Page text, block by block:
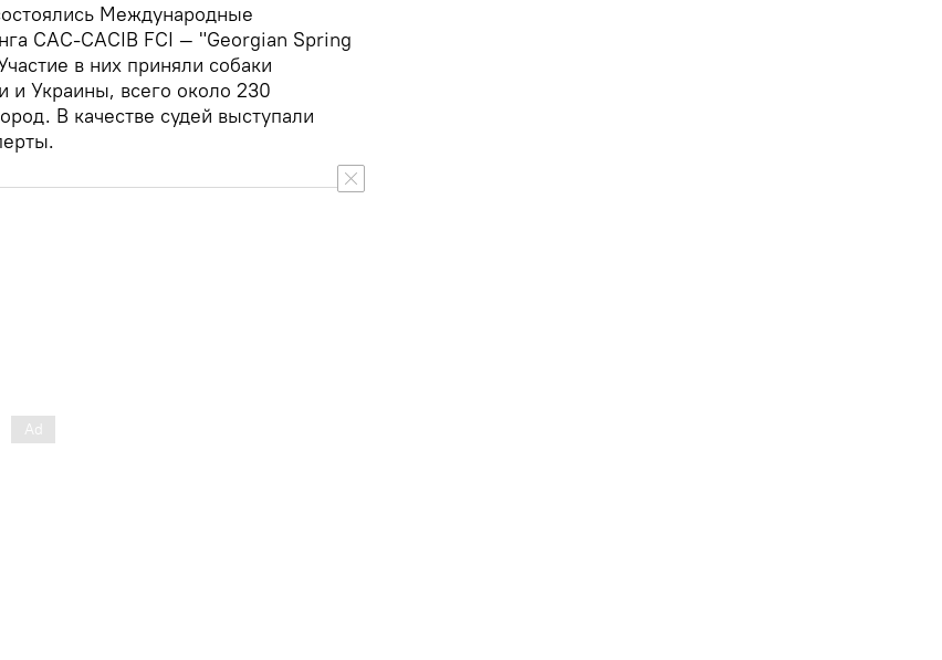
Международные
CAC-CACIB FCI — "Georgian Spring
в них приняли собаки
и Украины, всего около 230
В качестве судей выступали